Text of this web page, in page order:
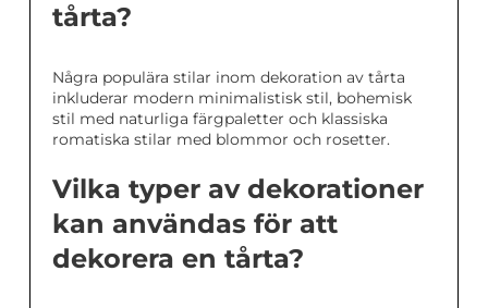
tårta?
Några populära stilar inom dekoration av tårta
inkluderar modern minimalistisk stil, bohemisk
stil med naturliga färgpaletter och klassiska
romatiska stilar med blommor och rosetter.
Vilka typer av dekorationer
kan användas för att
dekorera en tårta?